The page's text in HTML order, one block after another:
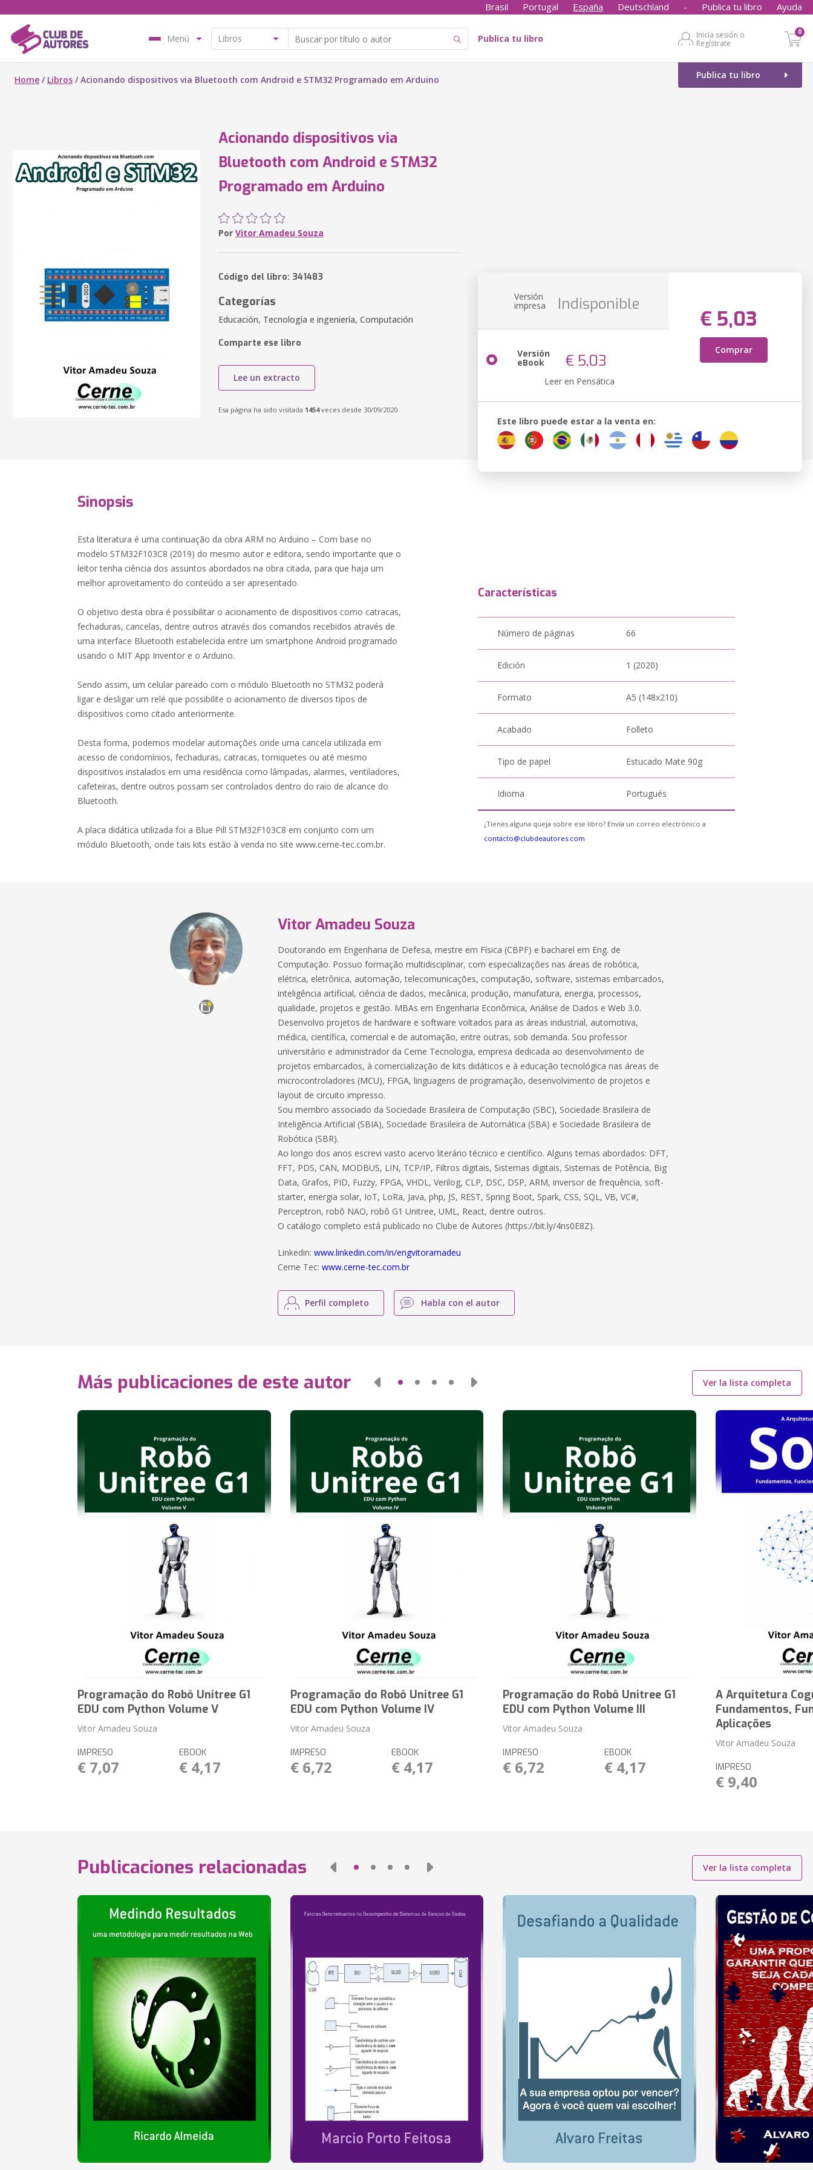
Brasil Portugal España Deutschland - Publica tu libro Ayuda
Menú Publica tu libro
Inicia sesión o
Regístrate
0
Publica tu libro
Home / Libros /Acionando dispositivos via Bluetooth com Android e STM32 Programado em Arduino
Acionando dispositivos via
Bluetooth com Android e STM32
Programado em Arduino
Por Vitor Amadeu Souza
Código del libro: 341483
Categorías
Educación, Tecnología e ingeniería, Computación
Comparte ese libro
Lee un extracto
Esa página ha sido visitada 1454veces desde 30/09/2020
Versión
impresa Indisponible
€ 5,03
Comprar
Versión
eBook € 5,03
Leer en Pensática
Este libro puede estar a la venta en:
Sinopsis
Esta literatura é uma continuação da obra ARM no Arduino – Com base no
modelo STM32F103C8 (2019) do mesmo autor e editora, sendo importante que o
leitor tenha ciência dos assuntos abordados na obra citada, para que haja um
melhor aproveitamento do conteúdo a ser apresentado.
O objetivo desta obra é possibilitar o acionamento de dispositivos como catracas,
fechaduras, cancelas, dentre outros através dos comandos recebidos através de
uma interface Bluetooth estabelecida entre um smartphone Android programado
usando o MIT App Inventor e o Arduino.
Sendo assim, um celular pareado com o módulo Bluetooth no STM32 poderá
ligar e desligar um relé que possibilite o acionamento de diversos tipos de
dispositivos como citado anteriormente.
Desta forma, podemos modelar automações onde uma cancela utilizada em
acesso de condomínios, fechaduras, catracas, torniquetes ou até mesmo
dispositivos instalados em uma residência como lâmpadas, alarmes, ventiladores,
cafeteiras, dentre outros possam ser controlados dentro do raio de alcance do
Bluetooth.
A placa didática utilizada foi a Blue Pill STM32F103C8 em conjunto com um
módulo Bluetooth, onde tais kits estão à venda no site www.cerne-tec.com.br.
Características
Número de páginas 66
Edición 1 (2020)
Formato A5 (148x210)
Acabado Folleto
Tipo de papel Estucado Mate 90g
Idioma Portugués
¿Tienes alguna queja sobre ese libro? Envía un correo electrónico a
contacto@clubdeautores.com
Vitor Amadeu Souza
Doutorando em Engenharia de Defesa, mestre em Física (CBPF) e bacharel em Eng. de
Computação. Possuo formação multidisciplinar, com especializações nas áreas de robótica,
elétrica, eletrônica, automação, telecomunicações, computação, software, sistemas embarcados,
inteligência artificial, ciência de dados, mecânica, produção, manufatura, energia, processos,
qualidade, projetos e gestão. MBAs em Engenharia Econômica, Análise de Dados e Web 3.0.
Desenvolvo projetos de hardware e software voltados para as áreas industrial, automotiva,
médica, científica, comercial e de automação, entre outras, sob demanda. Sou professor
universitário e administrador da Cerne Tecnologia, empresa dedicada ao desenvolvimento de
projetos embarcados, à comercialização de kits didáticos e à educação tecnológica nas áreas de
microcontroladores (MCU), FPGA, linguagens de programação, desenvolvimento de projetos e
layout de circuito impresso.
Sou membro associado da Sociedade Brasileira de Computação (SBC), Sociedade Brasileira de
Inteligência Artificial (SBIA), Sociedade Brasileira de Automática (SBA) e Sociedade Brasileira de
Robótica (SBR).
Ao longo dos anos escrevi vasto acervo literário técnico e científico. Alguns temas abordados: DFT,
FFT, PDS, CAN, MODBUS, LIN, TCP/IP, Filtros digitais, Sistemas digitais, Sistemas de Potência, Big
Data, Grafos, PID, Fuzzy, FPGA, VHDL, Verilog, CLP, DSC, DSP, ARM, inversor de frequência, soft-
starter, energia solar, IoT, LoRa, Java, php, JS, REST, Spring Boot, Spark, CSS, SQL, VB, VC#,
Perceptron, robô NAO, robô G1 Unitree, UML, React, dentre outros.
O catálogo completo está publicado no Clube de Autores (https://bit.ly/4ns0E8Z).
Linkedin:www.linkedin.com/in/engvitoramadeu
Cerne Tec:www.cerne-tec.com.br
Perfil completo Habla con el autor
Más publicaciones de este autor Ver la lista completa
Programação do Robô Unitree G1
EDU com Python Volume V
Vitor Amadeu Souza
IMPRESO
€ 7,07
EBOOK
€ 4,17
Programação do Robô Unitree G1
EDU com Python Volume IV
Vitor Amadeu Souza
IMPRESO
€ 6,72
EBOOK
€ 4,17
Programação do Robô Unitree G1
EDU com Python Volume III
Vitor Amadeu Souza
IMPRESO
€ 6,72
EBOOK
€ 4,17
A Arquitetura
Fundamentos,
Aplicações
Vitor Amadeu Souza
IMPRESO
€ 9,40
Publicaciones relacionadas Ver la lista completa